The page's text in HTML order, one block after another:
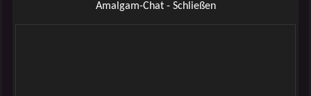
Amalgam-Chat - Schließen